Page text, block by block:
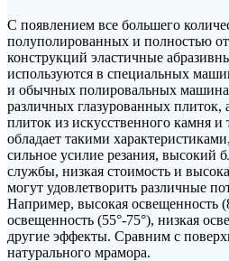
С появлением все большего
полуполированных и полностью
конструкций эластичные
используются в специальных
и обычных полировальных
различных глазурованных плиток,
плиток из искусственного камня
обладает такими
сильное усилие резания, высокий
службы, низкая стоимость и
могут удовлетворить различные
Например, высокая освещенность
освещенность (55°-75°), низкая
другие эффекты. Сравним с
натурального мрамора.